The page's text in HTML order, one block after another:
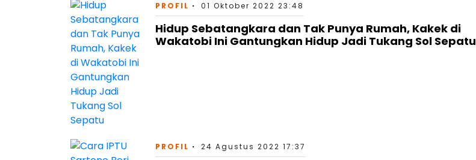
PROFIL 01 Oktober 2022 23:48
Hidup Sebatangkara dan Tak Punya Rumah, Kakek di
Wakatobi Ini Gantungkan Hidup Jadi Tukang Sol Sepatu
PROFIL 24 Agustus 2022 17:37